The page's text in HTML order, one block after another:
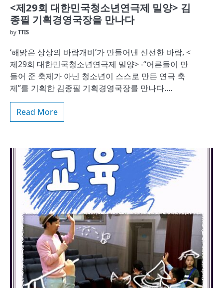
<제29회 대한민국청소년연극제 밀양> 김
종필 기획경영국장을 만나다
by TTIS
‘해맑은 상상의 바람개비’가 만들어낸 신선한 바람, <
제29회 대한민국청소년연극제 밀양> -“어른들이 만
들어 준 축제가 아닌 청소년이 스스로 만든 연극 축
제”를 기획한 김종필 기획경영국장를 만나다.…
Read More